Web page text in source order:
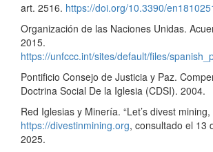
art. 2516. https://doi.org/10.3390/
Organización de las Naciones Unidas.
2015.
https://unfccc.int/sites/default/files/
Pontificio Consejo de Justicia y Paz.
Doctrina Social De la Iglesia (CDSI). 2004.
Red Iglesias y Minería. “Let’s divest mining,
https://divestinmining.org, consultado el 13
2025.